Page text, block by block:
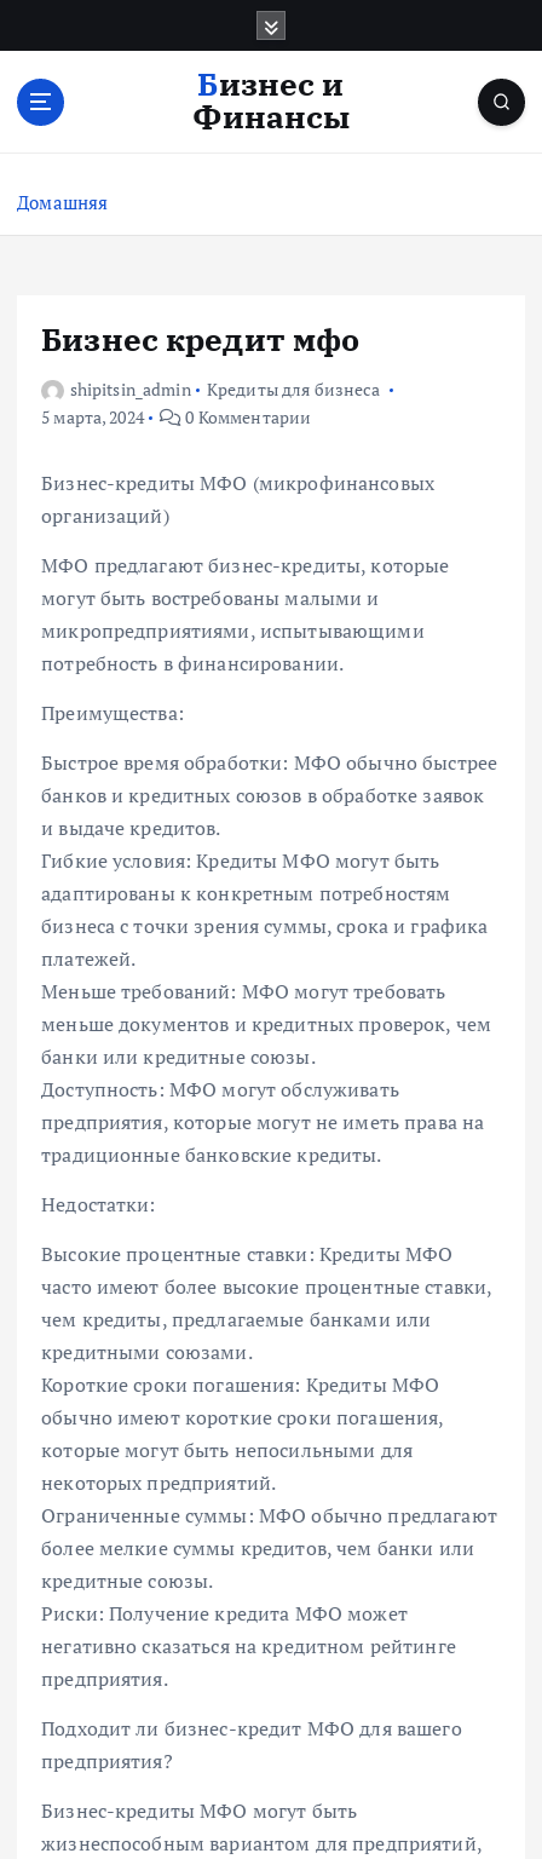
с
Бизнес и
Финансы
Домашняя
Бизнес кредит мфо
shipitsin_admin
Кредиты для бизнеса
5 марта, 2024
0 Комментарии
Бизнес-кредиты МФО (микрофинансовых
организаций)
МФО предлагают бизнес-кредиты, которые
могут быть востребованы малыми и
микропредприятиями, испытывающими
потребность в финансировании.
Преимущества:
Быстрое время обработки: МФО обычно быстрее
банков и кредитных союзов в обработке заявок
и выдаче кредитов.
Гибкие условия: Кредиты МФО могут быть
адаптированы к конкретным потребностям
бизнеса с точки зрения суммы, срока и графика
платежей.
Меньше требований: МФО могут требовать
меньше документов и кредитных проверок, чем
банки или кредитные союзы.
Доступность: МФО могут обслуживать
предприятия, которые могут не иметь права на
традиционные банковские кредиты.
Недостатки:
Высокие процентные ставки: Кредиты МФО
часто имеют более высокие процентные ставки,
чем кредиты, предлагаемые банками или
кредитными союзами.
Короткие сроки погашения: Кредиты МФО
обычно имеют короткие сроки погашения,
которые могут быть непосильными для
некоторых предприятий.
Ограниченные суммы: МФО обычно предлагают
более мелкие суммы кредитов, чем банки или
кредитные союзы.
Риски: Получение кредита МФО может
негативно сказаться на кредитном рейтинге
предприятия.
Подходит ли бизнес-кредит МФО для вашего
предприятия?
Бизнес-кредиты МФО могут быть
жизнеспособным вариантом для предприятий,